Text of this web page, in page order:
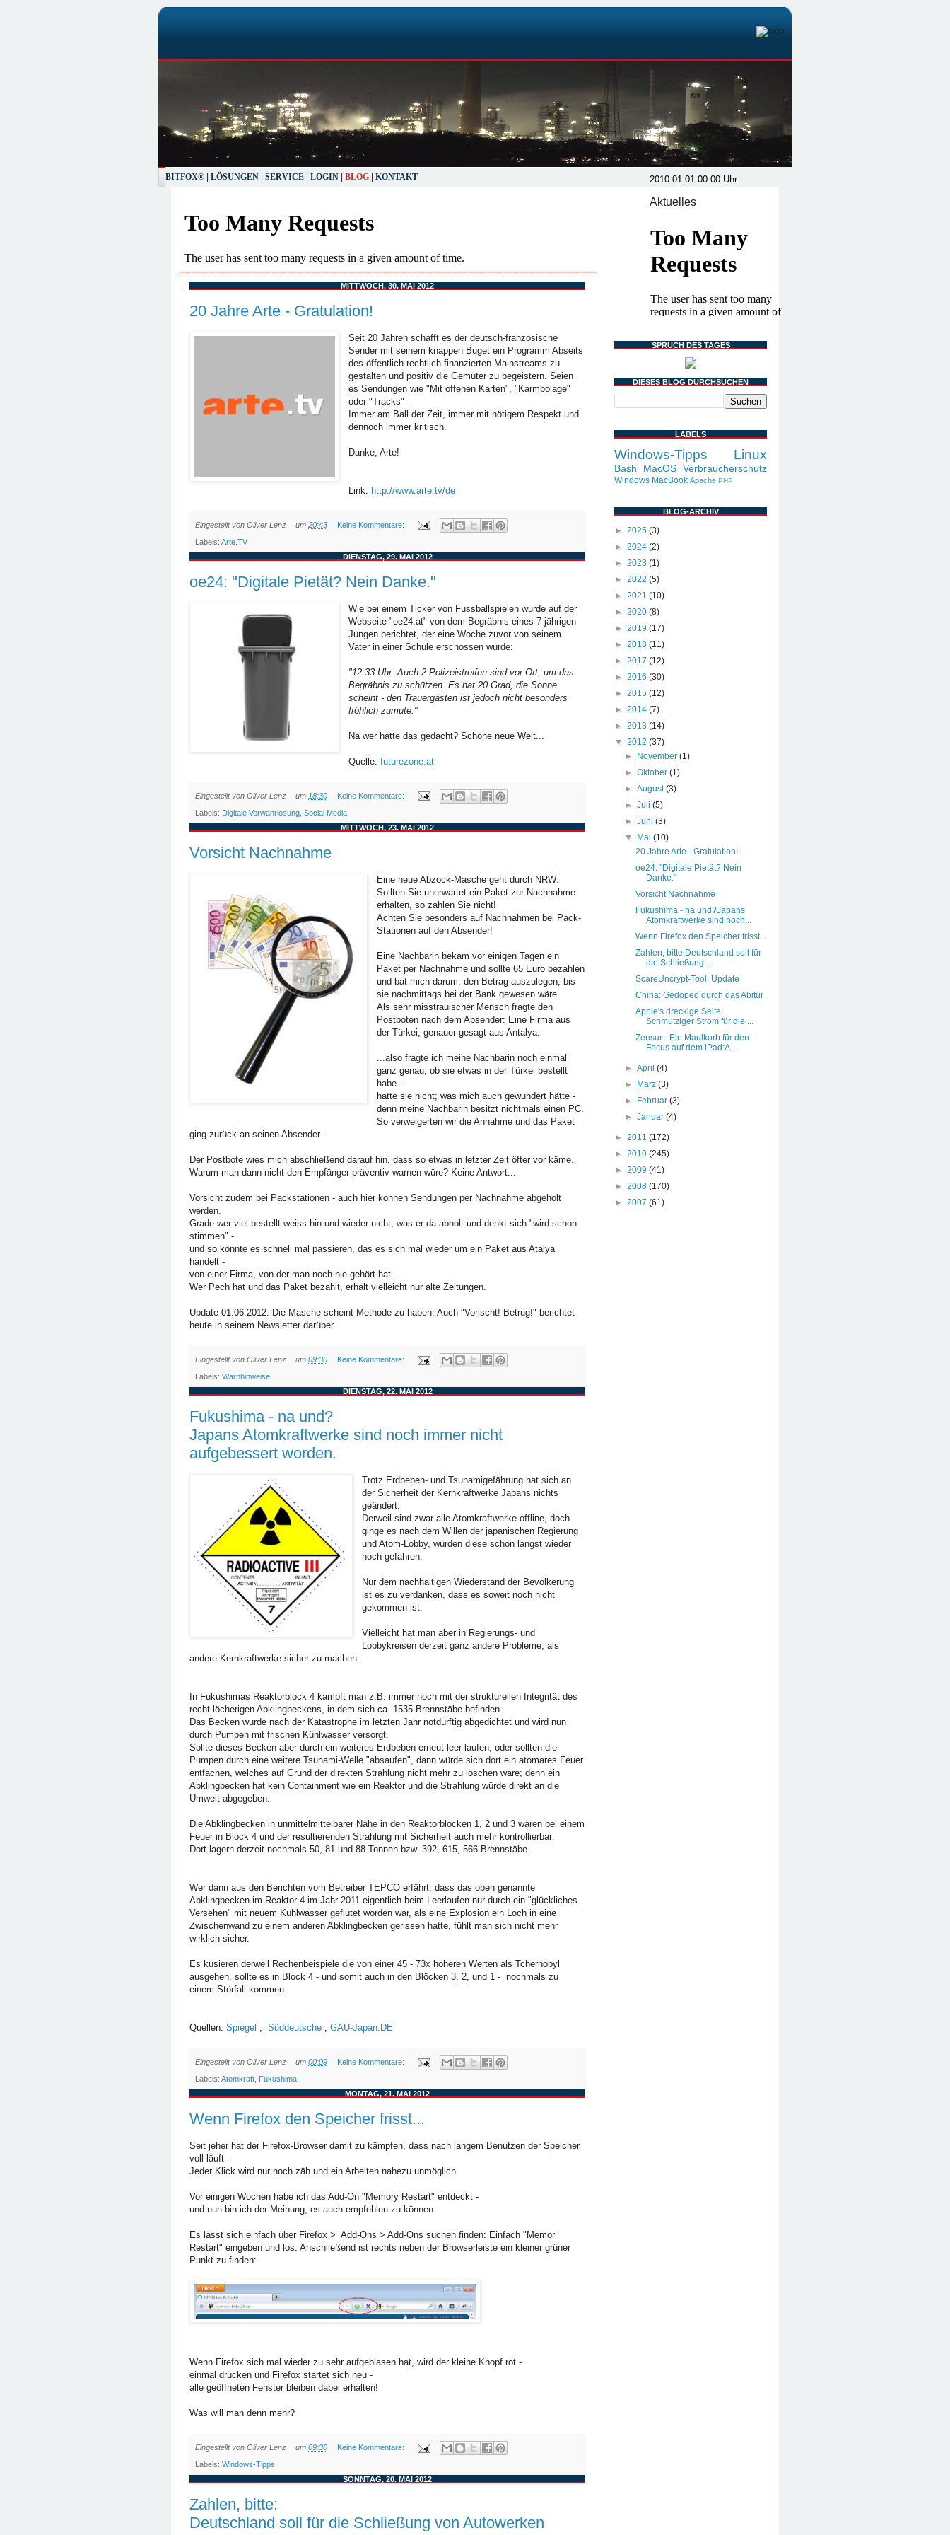
BITFOX® LÖSUNGEN SERVICE LOGIN BLOG KONTAKT
MITTWOCH, 30. MAI 2012
20 Jahre Arte - Gratulation!
Seit 20 Jahren schafft es der deutsch-französische
Sender mit seinem knappen Buget ein Programm Abseits
des öffentlich rechtlich finanzierten Mainstreams zu
gestalten und positiv die Gemüter zu begeistern. Seien
es Sendungen wie "Mit offenen Karten", "Karmbolage"
oder "Tracks" -
Immer am Ball der Zeit, immer mit nötigem Respekt und
dennoch immer kritisch.
Danke, Arte!
Link: http://www.arte.tv/de
Eingestellt von Oliver Lenz um 20:43 Keine Kommentare:
Labels: Arte.TV
DIENSTAG, 29. MAI 2012
oe24: "Digitale Pietät? Nein Danke."
Wie bei einem Ticker von Fussballspielen wurde auf der
Webseite "oe24.at" von dem Begräbnis eines 7 jährigen
Jungen berichtet, der eine Woche zuvor von seinem
Vater in einer Schule erschossen wurde:
"12.33 Uhr: Auch 2 Polizeistreifen sind vor Ort, um das
Begräbnis zu schützen. Es hat 20 Grad, die Sonne
scheint - den Trauergästen ist jedoch nicht besonders
fröhlich zumute."
Na wer hätte das gedacht? Schöne neue Welt...
Quelle:futurezone.at
Eingestellt von Oliver Lenz um 18:30 Keine Kommentare:
Labels: Digitale Verwahrlosung Social Media
MITTWOCH, 23. MAI 2012
Vorsicht Nachnahme
Eine neue Abzock-Masche geht durch NRW:
Sollten Sie unerwartet ein Paket zur Nachnahme
erhalten, so zahlen Sie nicht!
Achten Sie besonders auf Nachnahmen bei Pack-
Stationen auf den Absender!
Eine Nachbarin bekam vor einigen Tagen ein
Paket per Nachnahme und sollte 65 Euro bezahlen
und bat mich darum, den Betrag auszulegen, bis
sie nachmittags bei der Bank gewesen wäre.
Als sehr misstrauischer Mensch fragte den
Postboten nach dem Absender: Eine Firma aus
der Türkei, genauer gesagt aus Antalya.
...also fragte ich meine Nachbarin noch einmal
ganz genau, ob sie etwas in der Türkei bestellt
habe -
hatte sie nicht; was mich auch gewundert hätte -
denn meine Nachbarin besitzt nichtmals einen PC.
So verweigerten wir die Annahme und das Paket
ging zurück an seinen Absender...
Der Postbote wies mich abschließend darauf hin, dass so etwas in letzter Zeit öfter vor käme.
Warum man dann nicht den Empfänger präventiv warnen würe? Keine Antwort...
Vorsicht zudem bei Packstationen - auch hier können Sendungen per Nachnahme abgeholt
werden.
Grade wer viel bestellt weiss hin und wieder nicht, was er da abholt und denkt sich "wird schon
stimmen" -
und so könnte es schnell mal passieren, das es sich mal wieder um ein Paket aus Atalya
handelt -
von einer Firma, von der man noch nie gehört hat...
Wer Pech hat und das Paket bezahlt, erhält vielleicht nur alte Zeitungen.
Update 01.06.2012: Die Masche scheint Methode zu haben: Auch "Vorischt! Betrug!" berichtet
heute in seinem Newsletter darüber.
Eingestellt von Oliver Lenz um 09:30 Keine Kommentare:
Labels: Warnhinweise
DIENSTAG, 22. MAI 2012
Fukushima - na und?
Japans Atomkraftwerke sind noch immer nicht
aufgebessert worden.
Trotz Erdbeben- und Tsunamigefährung hat sich an
der Sicherheit der Kernkraftwerke Japans nichts
geändert.
Derweil sind zwar alle Atomkraftwerke offline, doch
ginge es nach dem Willen der japanischen Regierung
und Atom-Lobby, würden diese schon längst wieder
hoch gefahren.
Nur dem nachhaltigen Wiederstand der Bevölkerung
ist es zu verdanken, dass es soweit noch nicht
gekommen ist.
Vielleicht hat man aber in Regierungs- und
Lobbykreisen derzeit ganz andere Probleme, als
andere Kernkraftwerke sicher zu machen.
In Fukushimas Reaktorblock 4 kampft man z.B. immer noch mit der strukturellen Integrität des
recht löcherigen Abklingbeckens, in dem sich ca. 1535 Brennstäbe befinden.
Das Becken wurde nach der Katastrophe im letzten Jahr notdürftig abgedichtet und wird nun
durch Pumpen mit frischen Kühlwasser versorgt.
Sollte dieses Becken aber durch ein weiteres Erdbeben erneut leer laufen, oder sollten die
Pumpen durch eine weitere Tsunami-Welle "absaufen", dann würde sich dort ein atomares Feuer
entfachen, welches auf Grund der direkten Strahlung nicht mehr zu löschen wäre; denn ein
Abklingbecken hat kein Containment wie ein Reaktor und die Strahlung würde direkt an die
Umwelt abgegeben.
Die Abklingbecken in unmittelmittelbarer Nähe in den Reaktorblöcken 1, 2 und 3 wären bei einem
Feuer in Block 4 und der resultierenden Strahlung mit Sicherheit auch mehr kontrollierbar:
Dort lagern derzeit nochmals 50, 81 und 88 Tonnen bzw. 392, 615, 566 Brennstäbe.
Wer dann aus den Berichten vom Betreiber TEPCO erfährt, dass das oben genannte
Abklingbecken im Reaktor 4 im Jahr 2011 eigentlich beim Leerlaufen nur durch ein "glückliches
Versehen" mit neuem Kühlwasser geflutet worden war, als eine Explosion ein Loch in eine
Zwischenwand zu einem anderen Abklingbecken gerissen hatte, fühlt man sich nicht mehr
wirklich sicher.
Es kusieren derweil Rechenbeispiele die von einer 45 - 73x höheren Werten als Tchernobyl
ausgehen, sollte es in Block 4 - und somit auch in den Blöcken 3, 2, und 1 - nochmals zu
einem Störfall kommen.
Quellen: Spiegel Süddeutsche GAU-Japan.DE
Eingestellt von Oliver Lenz um 00:09 Keine Kommentare:
Labels: Atomkraft
Fukushima
MONTAG, 21. MAI 2012
Wenn Firefox den Speicher frisst...
Seit jeher hat der Firefox-Browser damit zu kämpfen, dass nach langem Benutzen der Speicher
voll läuft -
Jeder Klick wird nur noch zäh und ein Arbeiten nahezu unmöglich.
Vor einigen Wochen habe ich das Add-On "Memory Restart" entdeckt -
und nun bin ich der Meinung, es auch empfehlen zu können.
Es lässt sich einfach über Firefox > Add-Ons > Add-Ons suchen finden: Einfach "Memor
Restart" eingeben und los. Anschließend ist rechts neben der Browserleiste ein kleiner grüner
Punkt zu finden:
Wenn Firefox sich mal wieder zu sehr aufgeblasen hat, wird der kleine Knopf rot -
einmal drücken und Firefox startet sich neu -
alle geöffneten Fenster bleiben dabei erhalten!
Was will man denn mehr?
Eingestellt von Oliver Lenz um 09:30 Keine Kommentare:
Labels: Windows-Tipps
SONNTAG, 20. MAI 2012
Zahlen, bitte:
Deutschland soll für die Schließung von Autowerken
SPRUCH DES TAGES
DIESES BLOG DURCHSUCHEN
LABELS
Windows-Tipps Linux
Bash MacOS Verbraucherschutz
Windows MacBook Apache PHP
BLOG-ARCHIV
► 2025 (3)
► 2024 (2)
► 2023 (1)
► 2022 (5)
► 2021 (10)
► 2020 (8)
► 2019 (17)
► 2018 (11)
► 2017 (12)
► 2016 (30)
► 2015 (12)
► 2014 (7)
► 2013 (14)
▼ 2012 (37)
►
November(1)
►Oktober(1)
►August(3)
►Juli(5)
►Juni(3)
▼
Mai(10)
20 Jahre Arte - Gratulation!
oe24: "Digitale Pietät? Nein
Danke."
Vorsicht Nachnahme
Fukushima - na und?Japans
Atomkraftwerke sind noch...
Wenn Firefox den Speicher frisst...
Zahlen, bitte:Deutschland soll für
die Schließung ...
ScareUncrypt-Tool, Update
China: Gedoped durch das Abitur
Apple's dreckige Seite:
Schmutziger Strom für die ...
Zensur - Ein Maulkorb für den
Focus auf dem iPad:A...
►April(4)
►
März(3)
►
Februar(3)
►Januar(4)
► 2011 (172)
► 2010 (245)
► 2009 (41)
► 2008 (170)
► 2007 (61)
Aktuelles
Powered byBlogger.